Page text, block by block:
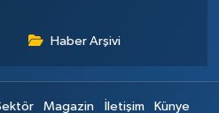
Haber Arşivi
Magazin İletişim Künye